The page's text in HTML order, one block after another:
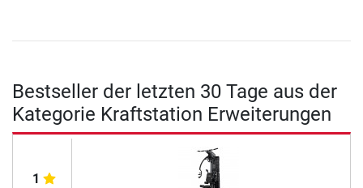
Bestseller der letzten 30 Tage aus der
Kategorie Kraftstation Erweiterungen
1